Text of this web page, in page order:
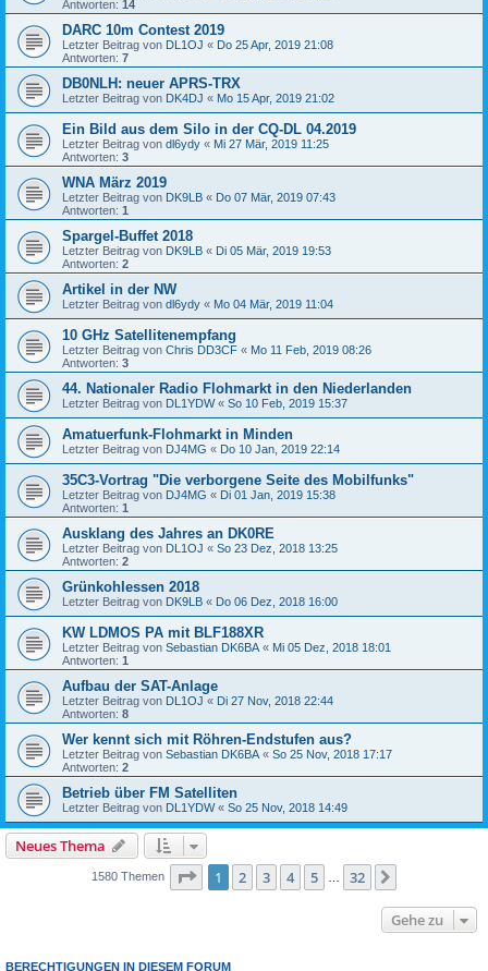
Antworten: 14
DARC 10m Contest 2019
Letzter Beitrag von DL1OJ « Do 25 Apr, 2019 21:08
Antworten: 7
DB0NLH: neuer APRS-TRX
Letzter Beitrag von DK4DJ « Mo 15 Apr, 2019 21:02
Ein Bild aus dem Silo in der CQ-DL 04.2019
Letzter Beitrag von dl6ydy « Mi 27 Mär, 2019 11:25
Antworten: 3
WNA März 2019
Letzter Beitrag von DK9LB « Do 07 Mär, 2019 07:43
Antworten: 1
Spargel-Buffet 2018
Letzter Beitrag von DK9LB « Di 05 Mär, 2019 19:53
Antworten: 2
Artikel in der NW
Letzter Beitrag von dl6ydy « Mo 04 Mär, 2019 11:04
10 GHz Satellitenempfang
Letzter Beitrag von Chris DD3CF « Mo 11 Feb, 2019 08:26
Antworten: 3
44. Nationaler Radio Flohmarkt in den Niederlanden
Letzter Beitrag von DL1YDW« So 10 Feb, 2019 15:37
Amatuerfunk-Flohmarkt in Minden
Letzter Beitrag von DJ4MG « Do 10 Jan, 2019 22:14
35C3-Vortrag "Die verborgene Seite des Mobilfunks"
Letzter Beitrag von DJ4MG « Di 01 Jan, 2019 15:38
Antworten: 1
Ausklang des Jahres an DK0RE
Letzter Beitrag von DL1OJ « So 23 Dez, 2018 13:25
Antworten: 2
Grünkohlessen 2018
Letzter Beitrag von DK9LB « Do 06 Dez, 2018 16:00
KW LDMOS PA mit BLF188XR
Letzter Beitrag von Sebastian DK6BA « Mi 05 Dez, 2018 18:01
Antworten: 1
Aufbau der SAT-Anlage
Letzter Beitrag von DL1OJ « Di 27 Nov, 2018 22:44
Antworten: 8
Wer kennt sich mit Röhren-Endstufen aus?
Letzter Beitrag von Sebastian DK6BA « So 25 Nov, 2018 17:17
Antworten: 2
Betrieb über FM Satelliten
Letzter Beitrag von DL1YDW« So 25 Nov, 2018 14:49
Neues Thema
1580 Themen Seite 1von 32
1 2 3 4 5 32
Gehe zu
BERECHTIGUNGEN IN DIESEM FORUM